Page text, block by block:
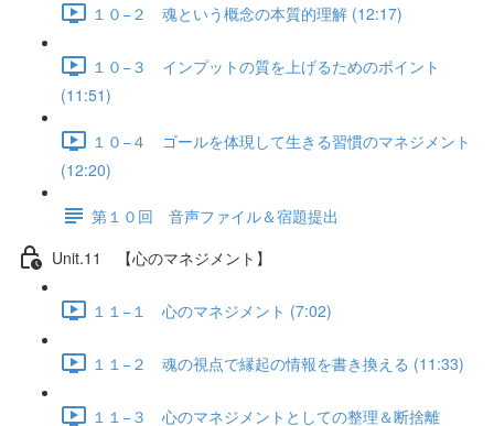
１０−２ 魂という概念の本質的理解 (12:17)
１０−３ インプットの質を上げるためのポイント
(11:51)
１０−４ ゴールを体現して生きる習慣のマネジメント
(12:20)
第１０回 音声ファイル＆宿題提出
Unit.11 【心のマネジメント】
１１−１ 心のマネジメント (7:02)
１１−２ 魂の視点で縁起の情報を書き換える (11:33)
１１−３ 心のマネジメントとしての整理＆断捨離